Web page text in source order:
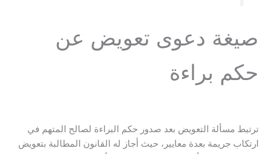
صيغة دعوى تعويض عن
حكم براءة
ترتبط مسألة التعويض بعد صدور حكم البراءة لصالح المتهم في
ارتكاب جريمة بعدة معايير، حيث أجاز له القانون المطالبة بتعويض